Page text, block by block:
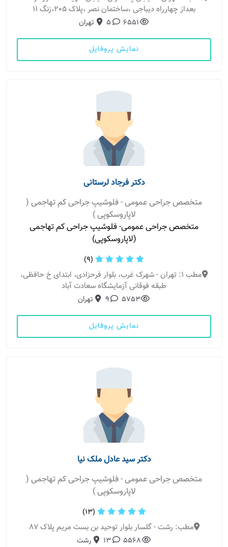
بعداز چهارراه دیباجی ،ساختمان نصر ،پلاک 205،زنگ 11
6551
5 تهران
نمایش پروفایل
دکتر فرجاد لرستانی
متخصص جراحی عمومی - فلوشیپ جراحی کم تهاجمی (
لاپاروسکوپی )
متخصص جراحی عمومی- فلوشیپ جراحی کم تهاجمی
(لاپاروسکوپی)
(9)
مطب 1: تهران - شهرک غرب، بلوار فرحزادی، ابتدای خ حافظی،
طبقه فوقانی آزمایشگاه سعادت آباد
5753
9 تهران
نمایش پروفایل
دکتر سید عادل ملک نیا
متخصص جراحی عمومی - فلوشیپ جراحی کم تهاجمی (
لاپاروسکوپی )
(13)
مطب: رشت - گلسار بلوار توحید بن بست مریم پلاک 87
5568
13 رشت